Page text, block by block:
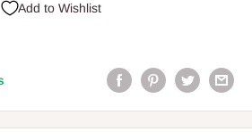
Add to Wishlist